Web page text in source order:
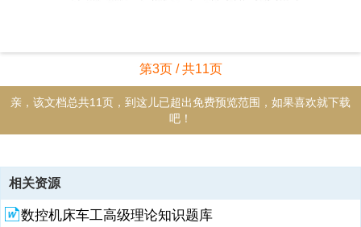
第3页 / 共11页
亲，该文档总共11页，到这儿已超出免费预览范围，如果喜欢就下载
吧！
资源描述
1、第4章 数控机床机械结构的故障诊断与维修41 数控机床机械结构概
述 数控在GB中的定义是“用数字化信号对机床运动及其加工过程进行控
相关资源
数控机床车工高级理论知识题库